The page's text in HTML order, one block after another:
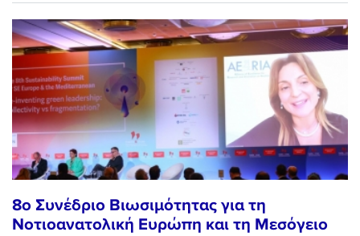
8ο Συνέδριο Βιωσιμότητας για τη
Νοτιοανατολική Ευρώπη και τη Μεσόγειο